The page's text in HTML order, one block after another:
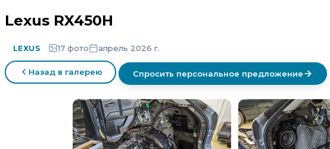
Lexus RX450H
LEXUS 17 фото апрель 2026 г.
Назад в галерею Спросить персональное предложение